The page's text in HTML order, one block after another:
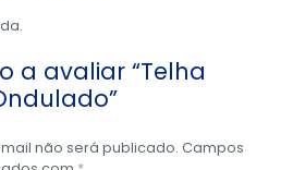
a avaliar “Telha
não será publicado. Campos